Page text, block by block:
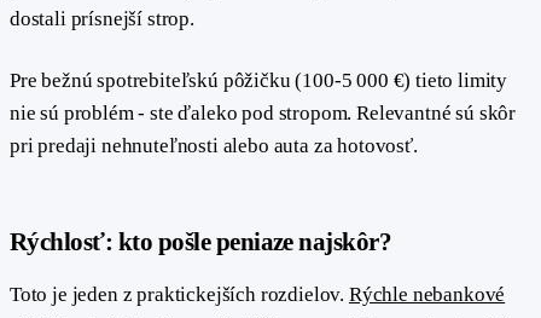
dostali prísnejší strop.
Pre bežnú spotrebiteľskú pôžičku (100-5 000 €) tieto limity
nie sú problém - ste ďaleko pod stropom. Relevantné sú skôr
pri predaji nehnuteľnosti alebo auta za hotovosť.
Rýchlosť: kto pošle peniaze najskôr?
Toto je jeden z praktickejších rozdielov. Rýchle nebankové